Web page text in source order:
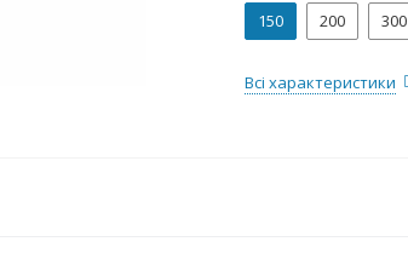
150 200 300
Всі характеристики